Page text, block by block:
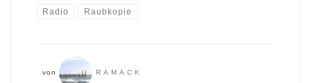
Radio Raubkopie
von RAMACK